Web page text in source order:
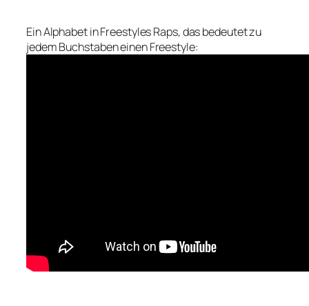
Ein Alphabet in Freestyles Raps, das bedeutet zu
jedem Buchstaben einen Freestyle: